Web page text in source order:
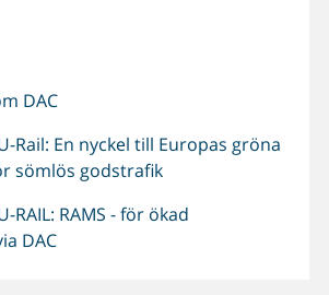
DAC
Rail: En nyckel till Europas gröna
sömlös godstrafik
RAIL: RAMS - för ökad
DAC